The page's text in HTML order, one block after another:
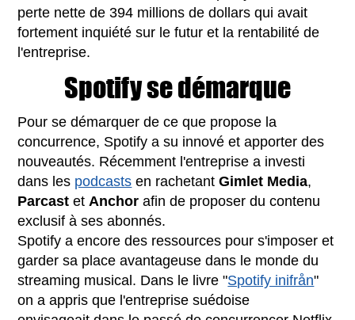
perte nette de 394 millions de dollars qui avait
fortement inquiété sur le futur et la rentabilité de
l'entreprise.
Spotify se démarque
Pour se démarquer de ce que propose la
concurrence, Spotify a su innové et apporter des
nouveautés. Récemment l'entreprise a investi
dans les podcasts en rachetantGimlet Media,
Parcast etAnchor afin de proposer du contenu
exclusif à ses abonnés.
Spotify a encore des ressources pour s'imposer et
garder sa place avantageuse dans le monde du
streaming musical. Dans le livre "Spotify inifrån"
on a appris que l'entreprise suédoise